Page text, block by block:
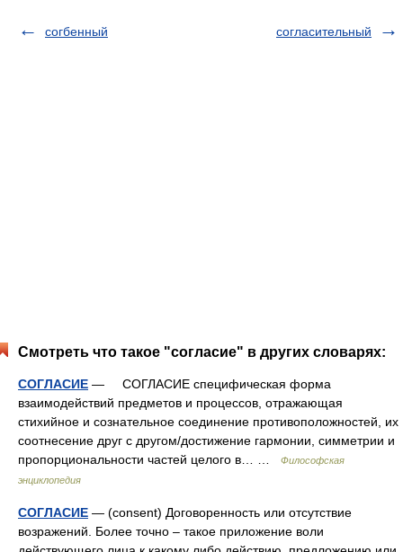
согбенный согласительный
Смотреть что такое "согласие" в других словарях:
СОГЛАСИЕ — СОГЛАСИЕ специфическая форма
взаимодействий предметов и процессов, отражающая
стихийное и сознательное соединение противоположностей, их
соотнесение друг с другом/достижение гармонии, симметрии и
пропорциональности частей целого в… …
Философская
энциклопедия
СОГЛАСИЕ — (consent) Договоренность или отсутствие
возражений. Более точно – такое приложение воли